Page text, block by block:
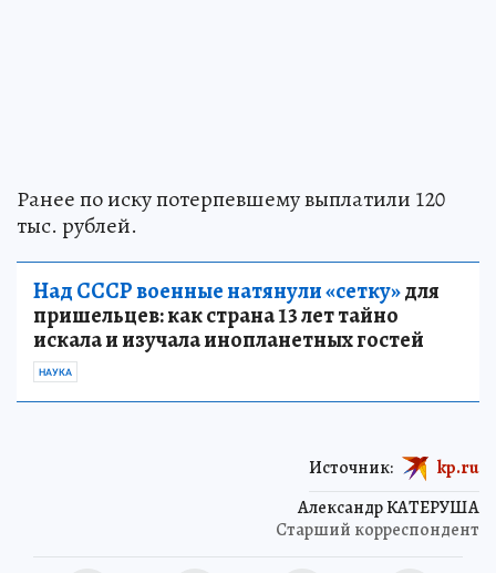
Ранее по иску потерпевшему выплатили 120
тыс. рублей.
Над СССР военные натянули «сетку»для
пришельцев: как страна 13 лет тайно
искала и изучала инопланетных гостей
НАУКА
Александр КАТЕРУША
Старший корреспондент
Источник: kp.ru